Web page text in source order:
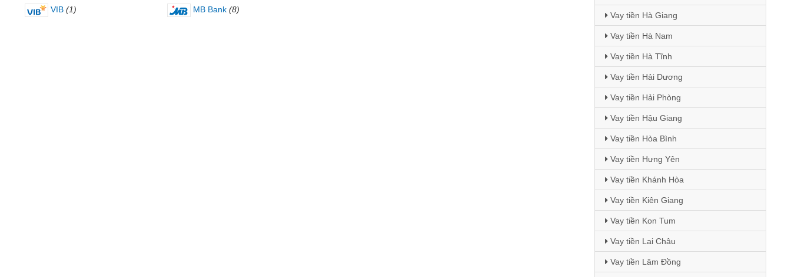
VIB (1) MB Bank (8)
Vay tiền Hà Giang
Vay tiền Hà Nam
Vay tiền Hà Tĩnh
Vay tiền Hải Dương
Vay tiền Hải Phòng
Vay tiền Hậu Giang
Vay tiền Hòa Bình
Vay tiền Hưng Yên
Vay tiền Khánh Hòa
Vay tiền Kiên Giang
Vay tiền Kon Tum
Vay tiền Lai Châu
Vay tiền Lâm Đồng